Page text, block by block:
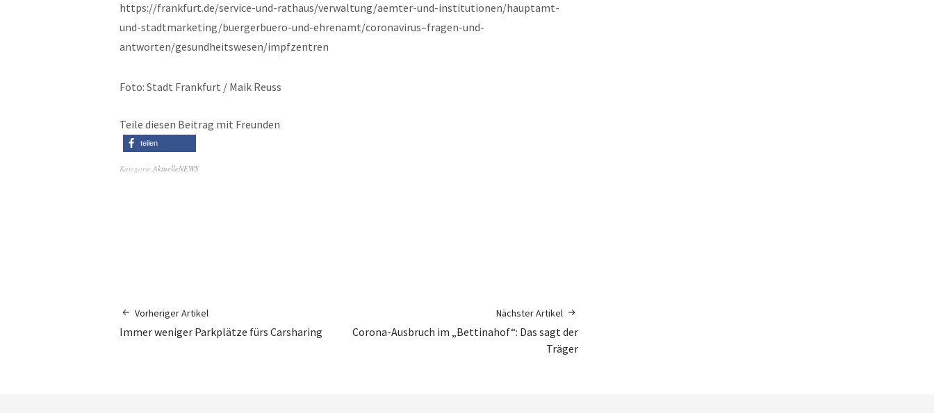
https://frankfurt.de/service-und-rathaus/verwaltung/aemter-und-institutionen/hauptamt-
und-stadtmarketing/buergerbuero-und-ehrenamt/coronavirus–fragen-und-
antworten/gesundheitswesen/impfzentren
Foto: Stadt Frankfurt / Maik Reuss
Teile diesen Beitrag mit Freunden
teilen
Kategorie AktuelleNEWS
Vorheriger Artikel
Immer weniger Parkplätze fürs Carsharing
Nächster Artikel
Corona-Ausbruch im „Bettinahof“: Das sagt der
Träger